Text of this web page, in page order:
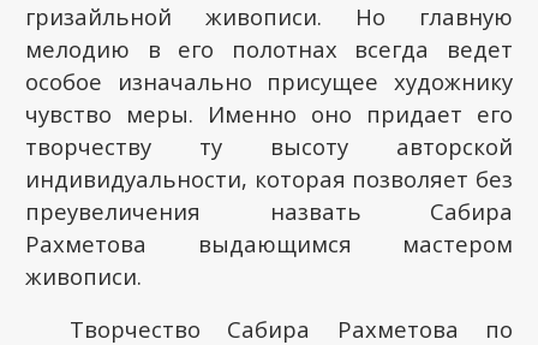
гризайльной живописи. Но главную
мелодию в его полотнах всегда ведет
особое изначально присущее художнику
чувство меры. Именно оно придает его
творчеству ту высоту авторской
индивидуальности, которая позволяет без
преувеличения назвать Сабира
Рахметова выдающимся мастером
живописи.
Творчество Сабира Рахметова по